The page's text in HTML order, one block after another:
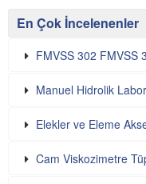
En Çok İncelenenler
FMVSS 302 FMVSS
Manuel Hidrolik
Elekler ve Eleme
Cam Viskozimetre